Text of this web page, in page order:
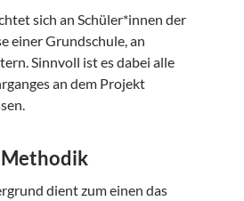
sich an Schüler*innen der
einer Grundschule, an
Sinnvoll ist es dabei alle
an dem Projekt
dient zum einen das